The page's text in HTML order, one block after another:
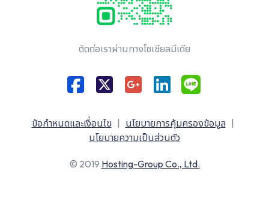
ติดต่อเราผ่านทางโซเชียลมีเดีย
ข้อกำหนดและเงื่อนไข | นโยบายการคุ้มครองข้อมูล |
นโยบายความเป็นส่วนตัว
© 2019 Hosting-Group Co., Ltd.